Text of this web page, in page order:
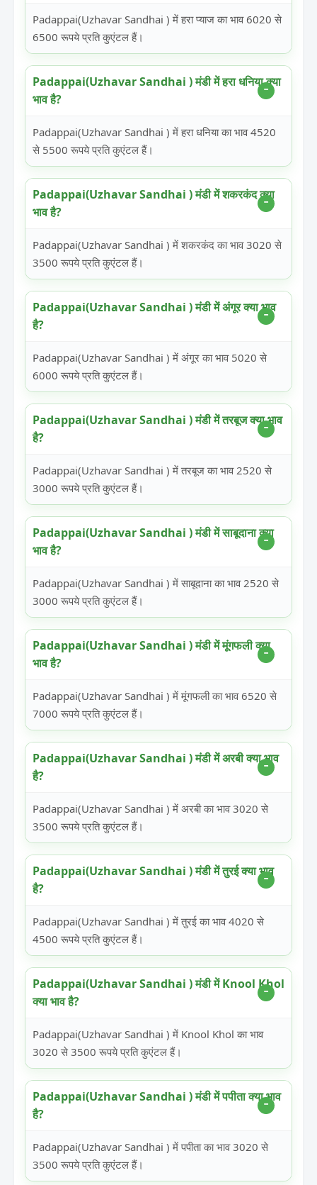
Padappai(Uzhavar Sandhai ) में हरा प्याज का भाव 6020 से
6500 रूपये प्रति कुएंटल हैं।
Padappai(Uzhavar Sandhai ) मंडी में हरा धनिया क्या
भाव है?
Padappai(Uzhavar Sandhai ) में हरा धनिया का भाव 4520
से 5500 रूपये प्रति कुएंटल हैं।
Padappai(Uzhavar Sandhai ) मंडी में शकरकंद क्या
भाव है?
Padappai(Uzhavar Sandhai ) में शकरकंद का भाव 3020 से
3500 रूपये प्रति कुएंटल हैं।
Padappai(Uzhavar Sandhai ) मंडी में अंगूर क्या भाव
है?
Padappai(Uzhavar Sandhai ) में अंगूर का भाव 5020 से
6000 रूपये प्रति कुएंटल हैं।
Padappai(Uzhavar Sandhai ) मंडी में तरबूज क्या भाव
है?
Padappai(Uzhavar Sandhai ) में तरबूज का भाव 2520 से
3000 रूपये प्रति कुएंटल हैं।
Padappai(Uzhavar Sandhai ) मंडी में साबूदाना क्या
भाव है?
Padappai(Uzhavar Sandhai ) में साबूदाना का भाव 2520 से
3000 रूपये प्रति कुएंटल हैं।
Padappai(Uzhavar Sandhai ) मंडी में मूंगफली क्या
भाव है?
Padappai(Uzhavar Sandhai ) में मूंगफली का भाव 6520 से
7000 रूपये प्रति कुएंटल हैं।
Padappai(Uzhavar Sandhai ) मंडी में अरबी क्या भाव
है?
Padappai(Uzhavar Sandhai ) में अरबी का भाव 3020 से
3500 रूपये प्रति कुएंटल हैं।
Padappai(Uzhavar Sandhai ) मंडी में तुरई क्या भाव
है?
Padappai(Uzhavar Sandhai ) में तुरई का भाव 4020 से
4500 रूपये प्रति कुएंटल हैं।
Padappai(Uzhavar Sandhai ) मंडी में Knool Khol
क्या भाव है?
Padappai(Uzhavar Sandhai ) में Knool Khol का भाव
3020 से 3500 रूपये प्रति कुएंटल हैं।
Padappai(Uzhavar Sandhai ) मंडी में पपीता क्या भाव
है?
Padappai(Uzhavar Sandhai ) में पपीता का भाव 3020 से
3500 रूपये प्रति कुएंटल हैं।